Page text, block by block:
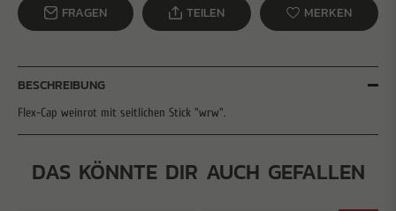
FRAGEN TEILEN MERKEN
BESCHREIBUNG
Flex-Cap weinrot mit seitlichen Stick "wrw".
DAS KÖNNTE DIR AUCH GEFALLEN